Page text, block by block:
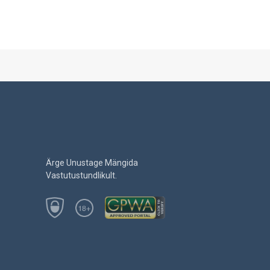
Ärge Unustage Mängida
Vastutustundlikult.